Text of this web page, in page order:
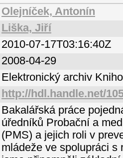
Olejníček, Antonín
Liška, Jiří
2010-07-17T03:16:40Z
2008-04-29
Elektronický archiv
http://hdl.handle.net/
Bakalářská práce
úředníků Probační a
(PMS) a jejich roli v
mládeže ve spolupráci s